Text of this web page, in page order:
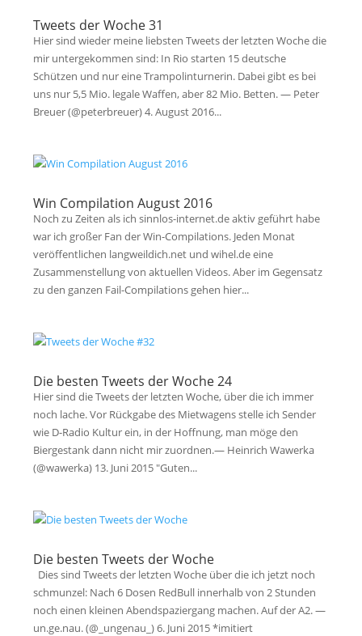
Tweets der Woche 31
Hier sind wieder meine liebsten Tweets der letzten Woche die
mir untergekommen sind: In Rio starten 15 deutsche
Schützen und nur eine Trampolinturnerin. Dabei gibt es bei
uns nur 5,5 Mio. legale Waffen, aber 82 Mio. Betten. — Peter
Breuer (@peterbreuer) 4. August 2016...
Win Compilation August 2016
Noch zu Zeiten als ich sinnlos-internet.de aktiv geführt habe
war ich großer Fan der Win-Compilations. Jeden Monat
veröffentlichen langweildich.net und wihel.de eine
Zusammenstellung von aktuellen Videos. Aber im Gegensatz
zu den ganzen Fail-Compilations gehen hier...
Die besten Tweets der Woche 24
Hier sind die Tweets der letzten Woche, über die ich immer
noch lache. Vor Rückgabe des Mietwagens stelle ich Sender
wie D-Radio Kultur ein, in der Hoffnung, man möge den
Biergestank dann nicht mir zuordnen.— Heinrich Wawerka
(@wawerka) 13. Juni 2015 "Guten...
Die besten Tweets der Woche
Dies sind Tweets der letzten Woche über die ich jetzt noch
schmunzel: Nach 6 Dosen RedBull innerhalb von 2 Stunden
noch einen kleinen Abendspaziergang machen. Auf der A2. —
un.ge.nau. (@_ungenau_) 6. Juni 2015 *imitiert